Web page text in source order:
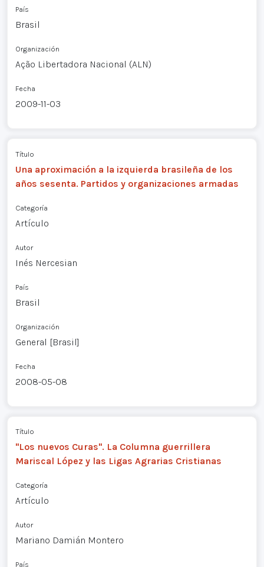
País
Brasil
Organización
Ação Libertadora Nacional (ALN)
Fecha
2009-11-03
Título
Una aproximación a la izquierda brasileña de los
años sesenta. Partidos y organizaciones armadas
Categoría
Artículo
Autor
Inés Nercesian
País
Brasil
Organización
General [Brasil]
Fecha
2008-05-08
Título
"Los nuevos Curas". La Columna guerrillera
Mariscal López y las Ligas Agrarias Cristianas
Categoría
Artículo
Autor
Mariano Damián Montero
País